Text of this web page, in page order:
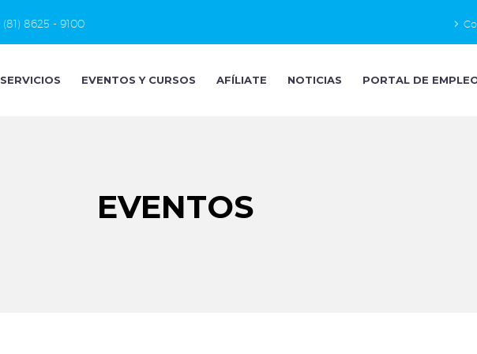
(81) 8625 - 9100
SERVICIOS EVENTOS Y CURSOS AFÍLIATE NOTICIAS PORTAL DE
EVENTOS